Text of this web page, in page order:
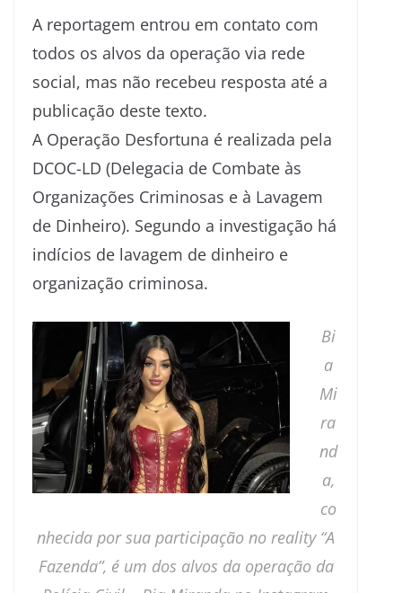
A reportagem entrou em contato com
todos os alvos da operação via rede
social, mas não recebeu resposta até a
publicação deste texto.
A Operação Desfortuna é realizada pela
DCOC-LD (Delegacia de Combate às
Organizações Criminosas e à Lavagem
de Dinheiro). Segundo a investigação há
indícios de lavagem de dinheiro e
organização criminosa.
Bi
a
Mi
ra
nd
a,
co
nhecida por sua participação no reality “A
Fazenda”, é um dos alvos da operação da